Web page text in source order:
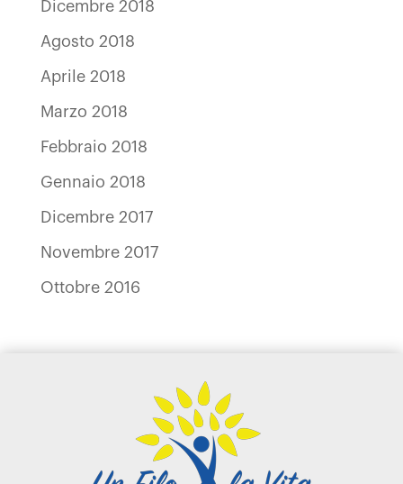
Dicembre 2018
Agosto 2018
Aprile 2018
Marzo 2018
Febbraio 2018
Gennaio 2018
Dicembre 2017
Novembre 2017
Ottobre 2016